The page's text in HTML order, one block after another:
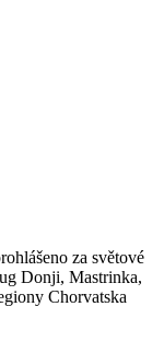
za světové
Donji, Mastrinka,
Chorvatska